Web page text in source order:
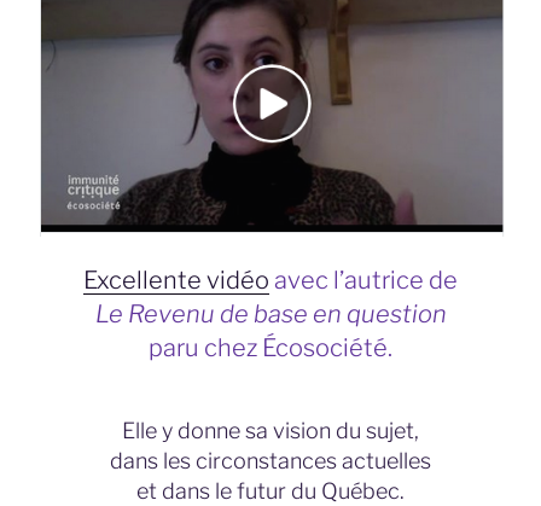
Excellente vidéo avec l’autrice de
Le Revenu de base en question
paru chez Écosociété.
Elle y donne sa vision du sujet,
dans les circonstances actuelles
et dans le futur du Québec.